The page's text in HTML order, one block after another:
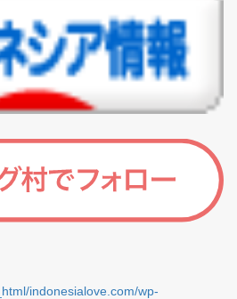
indonesialove.com/wp-